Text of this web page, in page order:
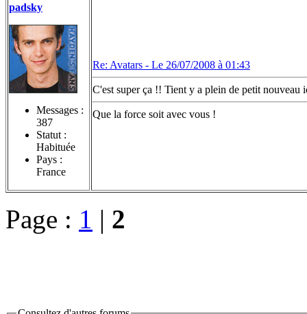
padsky
Messages :
387
Statut :
Habituée
Pays :
France
Re: Avatars - Le 26/07/2008 à 01:43
C'est super ça !! Tient y a plein de petit
Que la force soit avec vous !
Page : 1 | 2